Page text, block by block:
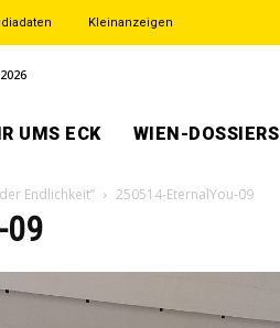
Kleinanzeigen
UMS ECK WIEN-DOSSIERS
Endlichkeit” 250514-EternalYou-09
09